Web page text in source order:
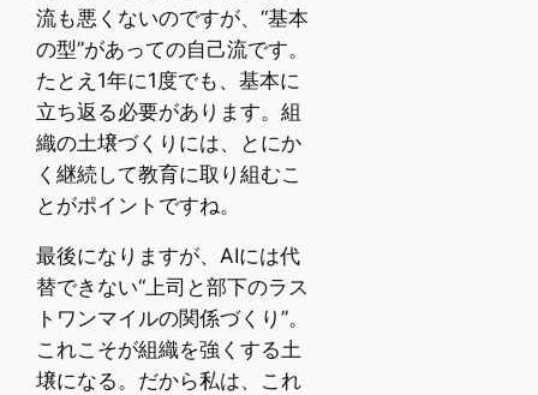
流も悪くないのですが、“基本
の型”があっての自己流です。
たとえ1年に1度でも、基本に
立ち返る必要があります。組
織の土壌づくりには、とにか
く継続して教育に取り組むこ
とがポイントですね。
最後になりますが、AIには代
替できない“上司と部下のラス
トワンマイルの関係づくり”。
これこそが組織を強くする土
壌になる。だから私は、これ